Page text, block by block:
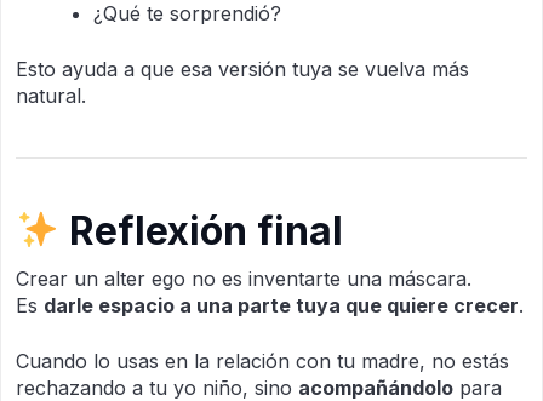
¿Qué te sorprendió?
Esto ayuda a que esa versión tuya se vuelva más
natural.
Reflexión final
Crear un alter ego no es inventarte una máscara.
Es darle espacio a una parte tuya que quiere crecer.
Cuando lo usas en la relación con tu madre, no estás
rechazando a tu yo niño, sino acompañándolo para